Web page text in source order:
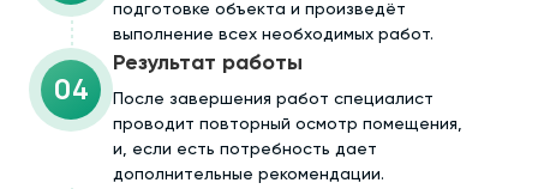
подготовке объекта и произведёт
выполнение всех необходимых работ.
04
Результат работы
После завершения работ специалист
проводит повторный осмотр помещения,
и, если есть потребность дает
дополнительные рекомендации.